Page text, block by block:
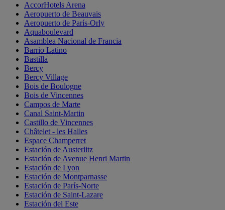
AccorHotels Arena
Aeropuerto de Beauvais
Aeropuerto de París-Orly
Aquaboulevard
Asamblea Nacional de Francia
Barrio Latino
Bastilla
Bercy
Bercy Village
Bois de Boulogne
Bois de Vincennes
Campos de Marte
Canal Saint-Martin
Castillo de Vincennes
Châtelet - les Halles
Espace Champerret
Estación de Austerlitz
Estación de Avenue Henri Martin
Estación de Lyon
Estación de Montparnasse
Estación de París-Norte
Estación de Saint-Lazare
Estación del Este